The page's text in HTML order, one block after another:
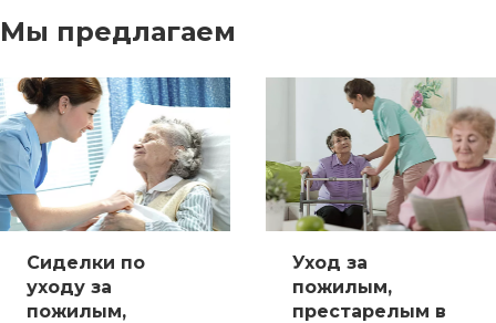
Мы предлагаем
Сиделки по
уходу за
пожилым,
Уход за
пожилым,
престарелым в